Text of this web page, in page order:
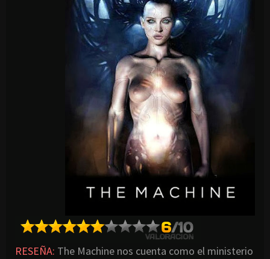
RESEÑA: The Machine nos cuenta como el ministerio